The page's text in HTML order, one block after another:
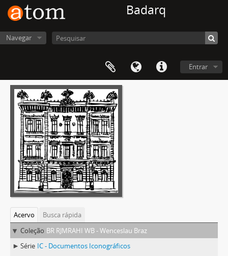
Badarq
Navegar
Entrar
Acervo
Busca rápida
Coleção BR RJMRAHI WB - Wenceslau Braz
Série IC - Documentos Iconográficos